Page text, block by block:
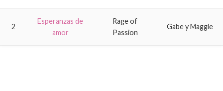
2
Esperanzas de
amor
Rage of
Passion
Gabe y Maggie